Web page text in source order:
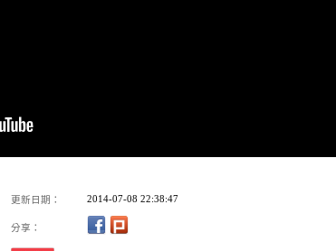
更新日期： 2014-07-08 22:38:47
分享：